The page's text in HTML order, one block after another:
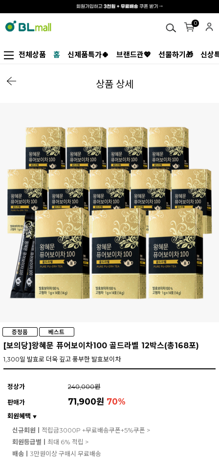
0
전체상품 홈 신제품특가🍀 브랜드관💖 선물하기🎁 신상
상품 상세
[보의당]왕혜문 퓨어보이차100 골드라벨 12박스(총168포)
1,300일 발효로 더욱 깊고 풍부한 발효보이차
정상가
240,000원
판매가
71,900원 70%
회원혜택 ▼
신규회원ㅣ 적립금3000P +무료배송쿠폰+5%쿠폰 >
회원등급별ㅣ 최대 6% 적립 >
배송ㅣ 3만원이상 구매시 무료배송